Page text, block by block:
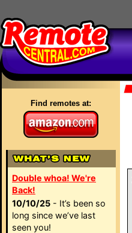
Find remotes at:
Double whoa! We're
Back!
10/10/25 - It’s been so
long since we’ve last
seen you!